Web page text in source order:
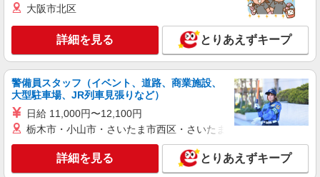
（株）ウィルオブ・ワークCW 松本支店/ms200201
時給1150円 ◆前払い・日払い・週払いOK
長野県松本市
キープ 詳細を見る
派遣社員
株式会社kotrio /●MT-H-1854289
松本市▼デイサービスの看護師▼ラクラク業務
♪時短相談OK
大阪市北区
詳細を見る とりあえずキープ
警備員スタッフ（イベント、道路、商業施設、
大型駐車場、JR列車見張りなど）
日給 11,000円〜12,100円
栃木市・小山市・さいたま市西区・さいたま市岩槻区・久喜市・
詳細を見る とりあえずキープ